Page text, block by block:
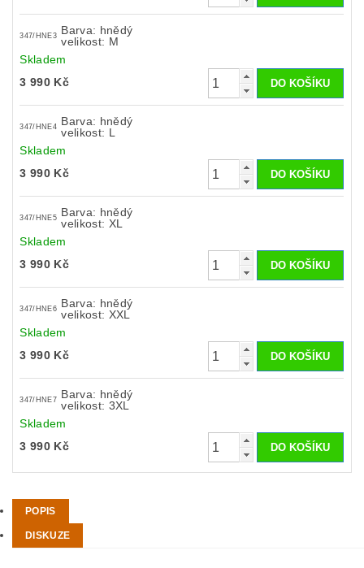
347/HNE3
Barva: hnědý
velikost: M
Skladem
3 990 Kč
347/HNE4
Barva: hnědý
velikost: L
Skladem
3 990 Kč
347/HNE5
Barva: hnědý
velikost: XL
Skladem
3 990 Kč
347/HNE6
Barva: hnědý
velikost: XXL
Skladem
3 990 Kč
347/HNE7
Barva: hnědý
velikost: 3XL
Skladem
3 990 Kč
POPIS
DISKUZE